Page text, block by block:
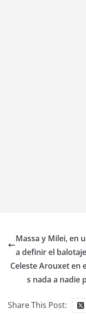
Massa y Milei, en
a definir el balotaje
Celeste Arouxet en
s nada a nadie
Share This Post: